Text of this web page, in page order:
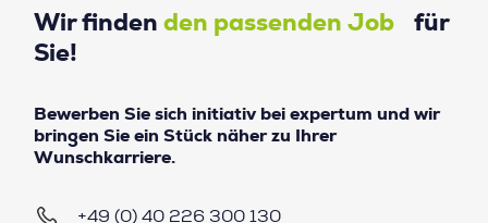
Wir finden den passenden Job für
Sie!
Bewerben Sie sich initiativ bei expertum und wir
bringen Sie ein Stück näher zu Ihrer
Wunschkarriere.
+49 (0) 40 226 300 130